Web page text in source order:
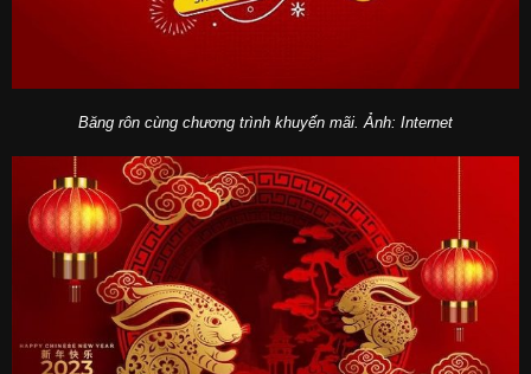
Băng rôn cùng chương trình khuyến mãi. Ảnh: Internet